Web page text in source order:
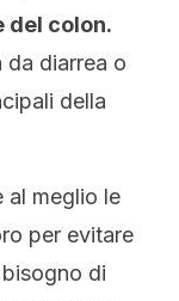
del colon.
da diarrea o
della
al meglio le
per evitare
di